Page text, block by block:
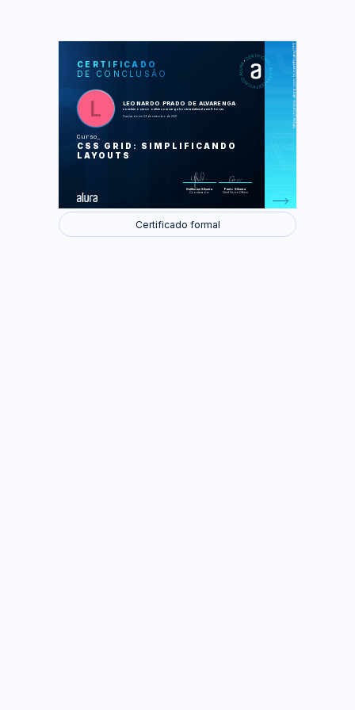
CERTIFICADO
DE CONCLUSÃO
LEONARDO PRADO DE ALVARENGA
concluiu o curso online com carga horária estimada em 8 horas.
Finalizado em 29 de setembro de 2021
Curso
CSS GRID: SIMPLIFICANDO
LAYOUTS
Guilherme Silveira
Coordenador
Paulo Silveira
Chief Vision Officer
https://cursos.alura.com.br/certificate/3f574cdd-9bc0-45e0-9eaa-4674521f23a5
LAS
Definindo o layout base
Criando o layout da seção de
Estilizando a seção de populares
Estilizando o cabeçalho, menu e
Foram feitas 40 de 40 atividades.
Certificado formal